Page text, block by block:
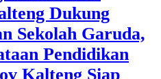
Dukung
Sekolah Garuda,
Pendidikan
Kalteng Siap